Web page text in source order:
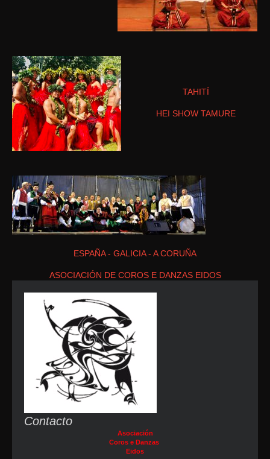
TAHITÍ
HEI SHOW TAMURE
ESPAÑA - GALICIA - A CORUÑA
ASOCIACIÓN DE COROS E DANZAS EIDOS
Contacto
Asociación
Coros e Danzas
Eidos